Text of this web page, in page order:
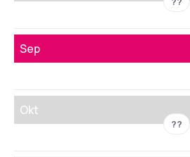
Sep
Okt
??